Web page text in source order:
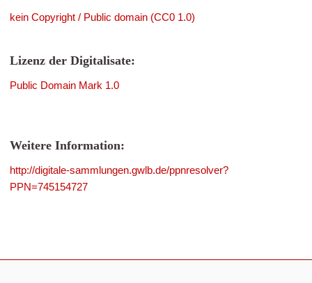
kein Copyright / Public domain (CC0 1.0)
Lizenz der Digitalisate:
Public Domain Mark 1.0
Weitere Information:
http://digitale-sammlungen.gwlb.de/ppnresolver?
PPN=745154727